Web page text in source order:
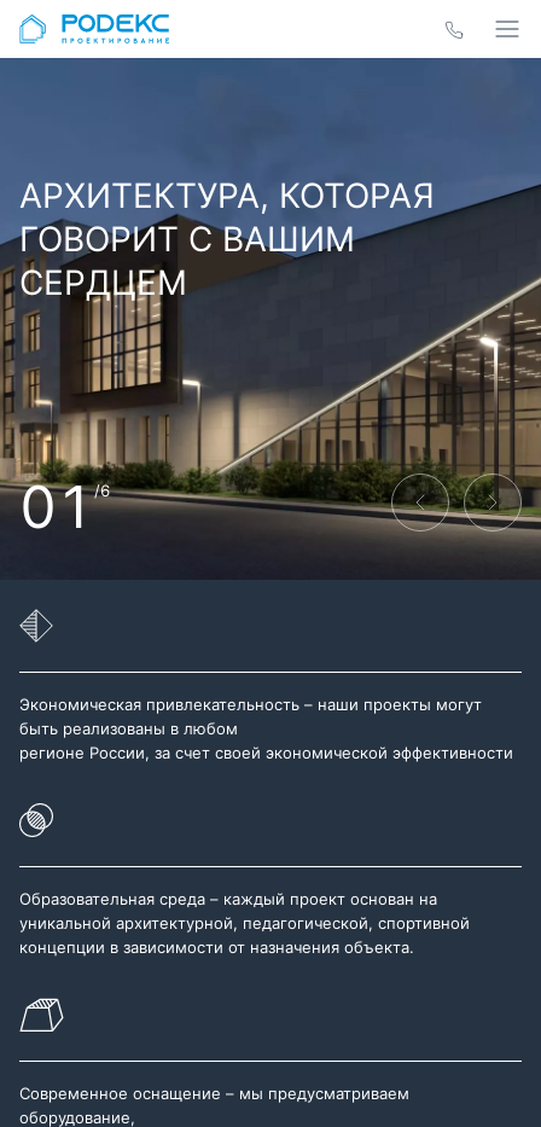
АРХИТЕКТУРА, КОТОРАЯ
ГОВОРИТ С ВАШИМ
СЕРДЦЕМ
01/6
Экономическая привлекательность – наши проекты могут
быть реализованы в любом
регионе России, за счет своей экономической эффективности
Образовательная среда – каждый проект основан на
уникальной архитектурной, педагогической, спортивной
концепции в зависимости от назначения объекта.
Современное оснащение – мы предусматриваем
оборудование,